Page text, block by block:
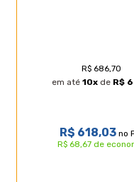
R$ 686,70
em até10x de R$
R$ 618,03 no
R$ 68,67 de